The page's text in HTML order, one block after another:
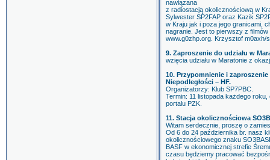
nawiązana
z radiostacją okolicznościową w
Sylwester SP2FAP oraz Kazik
w Kraju jak i poza jego granicami,
nagranie. Jest to pierwszy z
www.g0zhp.org. Krzysztof m0axh/
9. Zaproszenie do udziału w
wzięcia udziału w Maratonie z
10. Przypomnienie i
Niepodległości – HF.
Organizatorzy: Klub SP7PBC.
Termin: 11 listopada każdego
portalu PZK.
11. Stacja okolicznościowa
Witam serdecznie, proszę o
Od 6 do 24 października br. nasz
okolicznościowego znaku
BASF w ekonomicznej strefie
czasu będziemy pracować